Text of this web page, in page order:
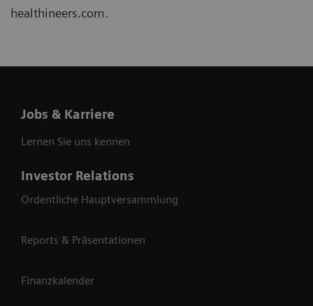
healthineers.com.
Jobs & Karriere
Lernen Sie uns kennen
Investor Relations
Ordentliche Hauptversammlung
Reports & Präsentationen
Finanzkalender